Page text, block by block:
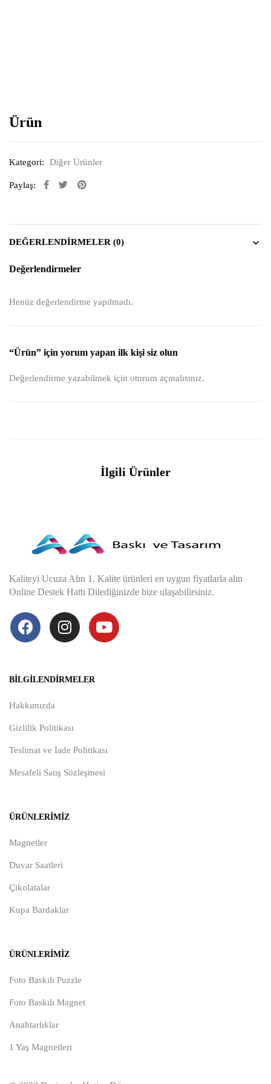
Ürün
Kategori: Diğer Ürünler
Paylaş:
DEĞERLENDIRMELER (0)
Değerlendirmeler
Henüz değerlendirme yapılmadı.
“Ürün” için yorum yapan ilk kişi siz olun
Değerlendirme yazabilmek için oturum açmalısınız.
İlgili Ürünler
Kaliteyi Ucuza Alın 1. Kalite ürünleri en uygun fiyatlarla alın
Online Destek Hattı Dilediğinizde bize ulaşabilirsiniz.
BILGILENDIRMELER
Hakkımızda
Gizlilik Politikası
Teslimat ve İade Politikası
Mesafeli Satış Sözleşmesi
ÜRÜNLERIMIZ
Magnetler
Duvar Saatleri
Çikolatalar
Kupa Bardaklar
ÜRÜNLERIMIZ
Foto Baskılı Puzzle
Foto Baskılı Magnet
Anahtarlıklar
1 Yaş Magnetleri